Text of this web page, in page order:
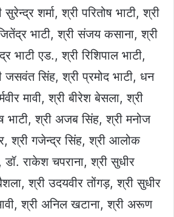
शर्मा, श्री परितोष भाटी, श्री
भाटी, श्री संजय कसाना, श्री
भाटी एड., श्री रिशिपाल भाटी,
जसवंत सिंह, श्री प्रमोद भाटी, धन
मावी, श्री बीरेश बेसला, श्री
भाटी, श्री अजब सिंह, श्री मनोज
श्री गजेन्द्र सिंह, श्री आलोक
राकेश चपराना, श्री सुधीर
श्री उदयवीर तोंगड़, श्री सुधीर
श्री अनिल खटाना, श्री अरूण